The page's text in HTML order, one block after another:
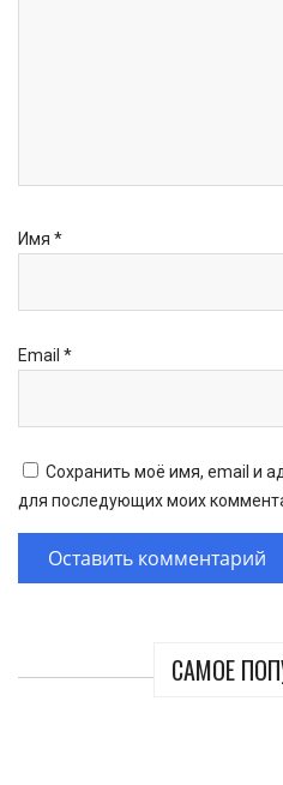
САМОЕ
Имя *
Email *
Сохранить моё имя, email и
для последующих моих